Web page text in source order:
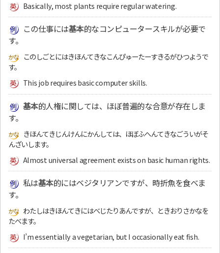
Basically, most plants require regular watering.
この仕事には基本的なコンピュータースキルが必要で
す。
このしごとにはきほんてきなこんぴゅーたーすきるがひつようで
す。
This job requires basic computer skills.
基本的人権に関しては、ほぼ普遍的な合意が存在しま
す。
きほんてきじんけんにかんしては、ほぼふへんてきなごういがそ
んざいします。
Almost universal agreement exists on basic human rights.
私は基本的にはベジタリアンですが、時折魚を食べま
す。
わたしはきほんてきにはべじたりあんですが、ときおりさかなを
たべます。
I’m essentially a vegetarian, but I occasionally eat fish.